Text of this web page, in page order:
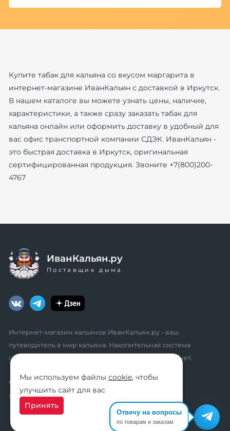
Мы используем файлы cookie, чтобы
улучшить сайт для вас
Принять
Купите табак для кальяна со вкусом маргарита в
интернет-магазине ИванКальян с доставкой в Иркутск.
В нашем каталоге вы можете узнать цены, наличие,
характеристики, а также сразу заказать табак для
кальяна онлайн или оформить доставку в удобный для
вас офис транспортной компании СДЭК. ИванКальян -
это быстрая доставка в Иркутск, оригинальная
сертифицированная продукция. Звоните +7(800)200-
4767
ИванКальян.ру
Поставщик дыма
Интернет-магазин кальянов ИванКальян.ру - ваш
путеводитель в мир кальяна. Накопительная система
скидок, промокоды, акции. Удобный личный кабинет.
* мы не осуществляем дистанционную продажу
табачной продукции розничным клиентам
Отвечу на вопросы
по товарам и заказам